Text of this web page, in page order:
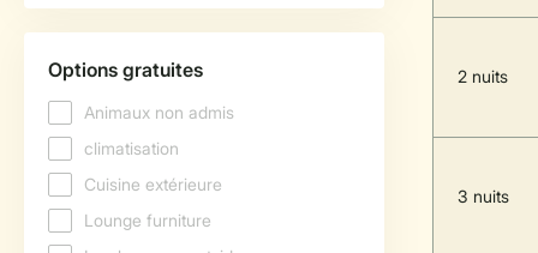
2 nuits
3 nuits